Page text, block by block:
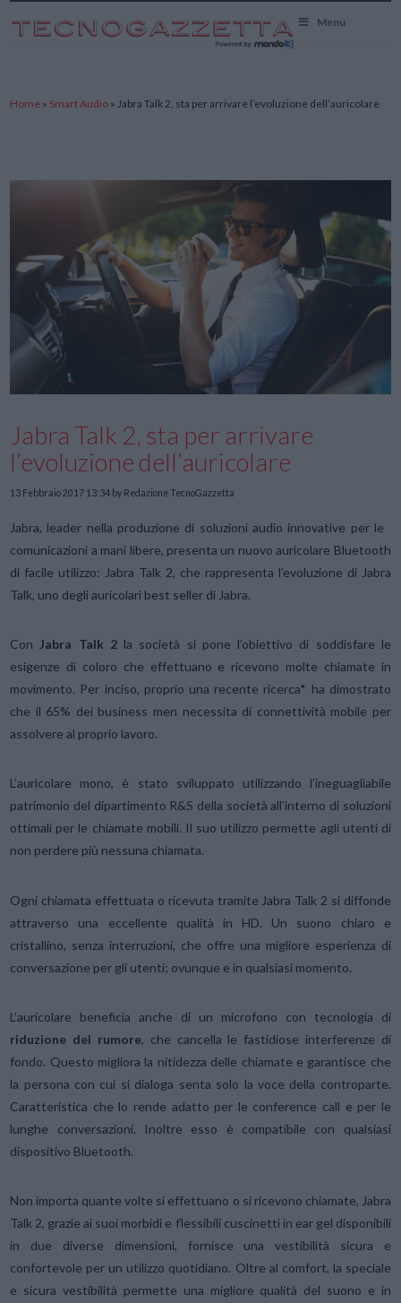
Menu
Home » Smart Audio »Jabra Talk 2, sta per arrivare l’evoluzione dell’auricolare
Jabra Talk 2, sta per arrivare
l’evoluzione dell’auricolare
13 Febbraio 2017 13:34 by Redazione TecnoGazzetta
Jabra, leader nella produzione di soluzioni audio innovative per le
comunicazioni a mani libere, presenta un nuovo auricolare Bluetooth
di facile utilizzo: Jabra Talk 2, che rappresenta l’evoluzione di Jabra
Talk, uno degli auricolari best seller di Jabra.
Con Jabra Talk 2la società si pone l’obiettivo di soddisfare le
esigenze di coloro che effettuano e ricevono molte chiamate in
movimento. Per inciso, proprio una recente ricerca* ha dimostrato
che il 65% dei business men necessita di connettività mobile per
assolvere al proprio lavoro.
L’auricolare mono, è stato sviluppato utilizzando l’ineguagliabile
patrimonio del dipartimento R&S della società all’interno di soluzioni
ottimali per le chiamate mobili. Il suo utilizzo permette agli utenti di
non perdere più nessuna chiamata.
Ogni chiamata effettuata o ricevuta tramite Jabra Talk 2 si diffonde
attraverso una eccellente qualità in HD. Un suono chiaro e
cristallino, senza interruzioni, che offre una migliore esperienza di
conversazione per gli utenti; ovunque e in qualsiasi momento.
L’auricolare beneficia anche di un microfono con tecnologia di
riduzione del rumore, che cancella le fastidiose interferenze di
fondo. Questo migliora la nitidezza delle chiamate e garantisce che
la persona con cui si dialoga senta solo la voce della controparte.
Caratteristica che lo rende adatto per le conference call e per le
lunghe conversazioni. Inoltre esso è compatibile con qualsiasi
dispositivo Bluetooth.
Non importa quante volte si effettuano o si ricevono chiamate, Jabra
Talk 2, grazie ai suoi morbidi e flessibili cuscinetti in ear gel disponibili
in due diverse dimensioni, fornisce una vestibilità sicura e
confortevole per un utilizzo quotidiano. Oltre al comfort, la speciale
e sicura vestibilità permette una migliore qualità del suono e in